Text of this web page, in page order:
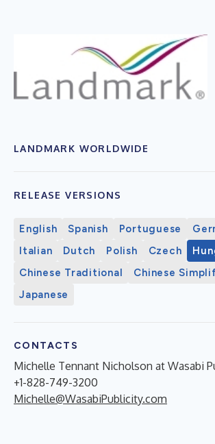
LANDMARK WORLDWIDE
RELEASE VERSIONS
English Spanish Portuguese
Italian
Dutch Polish Czech
Chinese Traditional
Chinese
Japanese
CONTACTS
Michelle Tennant Nicholson at Wasabi
+1-828-749-3200
Michelle@WasabiPublicity.com